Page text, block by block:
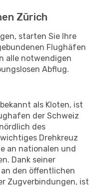
Zürich
starten Sie Ihre
Flughäfen
alle notwendigen
Abflug.
als Kloten, ist
der Schweiz
des
Drehkreuz
an nationalen und
Dank seiner
den öffentlichen
Zugverbindungen, ist